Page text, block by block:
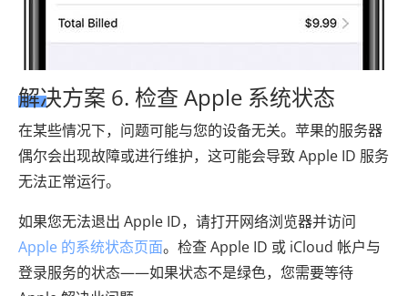
解决方案 6. 检查 Apple 系统状态
在某些情况下，问题可能与您的设备无关。苹果的服务器
偶尔会出现故障或进行维护，这可能会导致 Apple ID 服务
无法正常运行。
如果您无法退出 Apple ID，请打开网络浏览器并访问
Apple 的系统状态页面。检查 Apple ID 或 iCloud 帐户与
登录服务的状态——如果状态不是绿色，您需要等待